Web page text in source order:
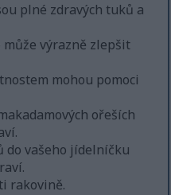
plné zdravých tuků a
může výrazně zlepšit
mohou pomoci
ořeších
do vašeho jídelníčku
rakovině.